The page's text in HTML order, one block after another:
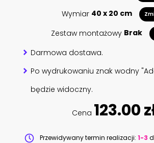
Wymiar 40 x 20 cm
Zestaw montażowy Brak
Darmowa dostawa.
Po wydrukowaniu znak wodny
będzie widoczny.
Cena 123.00
Przewidywany termin realizacji: 1-3